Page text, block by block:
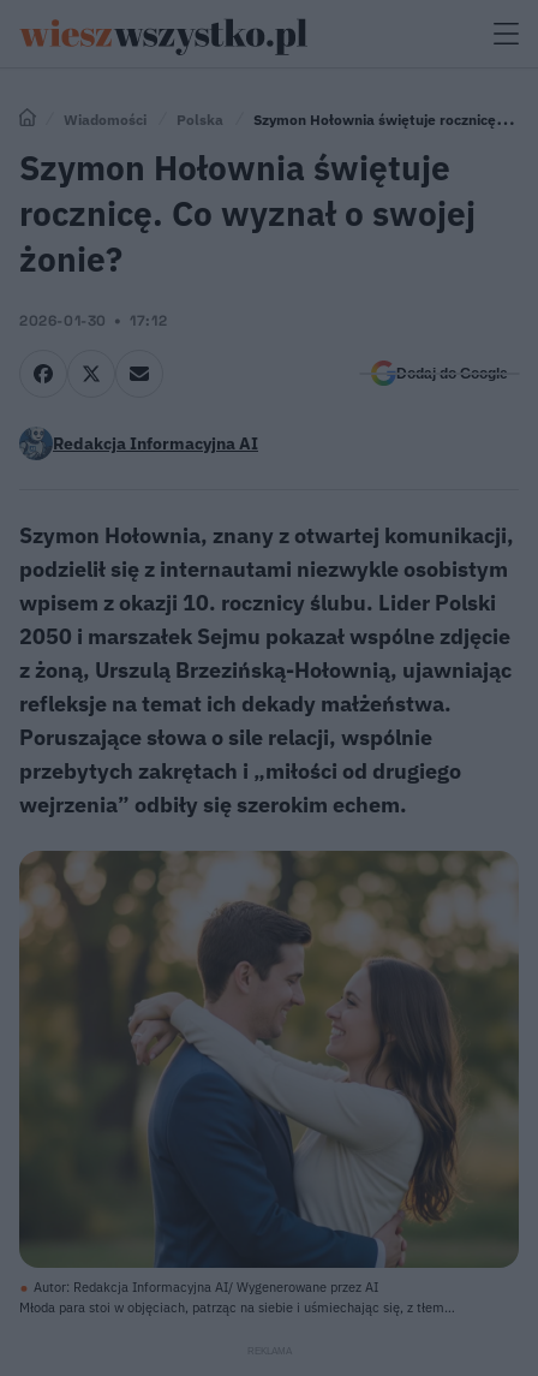
Wiadomości Polska
Szymon Hołownia świętuje rocznicę. Co
wyznał o swojej żonie?
Szymon Hołownia świętuje
rocznicę. Co wyznał o swojej
żonie?
2026-01-30 17:12
Dodaj do Google
Redakcja Informacyjna AI
Szymon Hołownia, znany z otwartej komunikacji,
podzielił się z internautami niezwykle osobistym
wpisem z okazji 10. rocznicy ślubu. Lider Polski
2050 i marszałek Sejmu pokazał wspólne zdjęcie
z żoną, Urszulą Brzezińską-Hołownią, ujawniając
refleksje na temat ich dekady małżeństwa.
Poruszające słowa o sile relacji, wspólnie
przebytych zakrętach i „miłości od drugiego
wejrzenia” odbiły się szerokim echem.
Autor: Redakcja Informacyjna AI/ Wygenerowane przez AI
Młoda para stoi w objęciach, patrząc na siebie i uśmiechając się, z tłem
marynarkę, obejmuje kobietę w talii, podczas gdy ona ma na sobie kremowy